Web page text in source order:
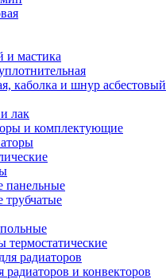
и мастика
каболка и шнур асбестовый
лак
и комплектующие
панельные
трубчатые
радиаторов
и конвекторов